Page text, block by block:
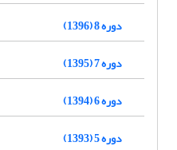
دوره 8 (1396)
دوره 7 (1395)
دوره 6 (1394)
دوره 5 (1393)